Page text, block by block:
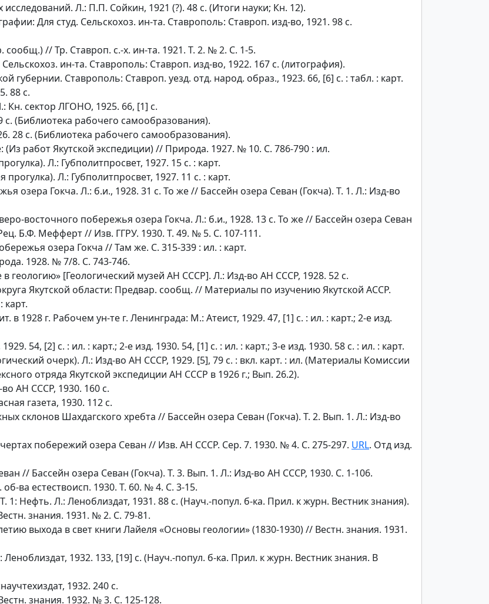
Л.: П.П. Сойкин, 1921 (?). 48 с. (Итоги науки; Кн. 12).
Для студ. Сельскохоз. ин-та. Ставрополь: Ставроп. изд-во, 1921. 98 с.
// Тр. Ставроп. с.-х. ин-та. 1921. Т. 2. № 2. С. 1-5.
ин-та. Ставрополь: Ставроп. изд-во, 1922. 167 с. (литография).
губернии. Ставрополь: Ставроп. уезд. отд. народ. образ., 1923. 66, [6] с. : табл. : карт.
88 с.
сектор ЛГОНО, 1925. 66, [1] с.
с. (Библиотека рабочего самообразования).
28 с. (Библиотека рабочего самообразования).
(Из работ Якутской экспедиции) // Природа. 1927. № 10. С. 786-790 : ил.
Л.: Губполитпросвет, 1927. 15 с. : карт.
Л.: Губполитпросвет, 1927. 11 с. : карт.
озера Гокча. Л.: б.и., 1928. 31 с. То же // Бассейн озера Севан (Гокча). Т. 1. Л.: Изд-во
восточного побережья озера Гокча. Л.: б.и., 1928. 13 с. То же // Бассейн озера Севан
Б.Ф. Мефферт // Изв. ГГРУ. 1930. Т. 49. № 5. С. 107-111.
озера Гокча // Там же. С. 315-339 : ил. : карт.
1928. № 7/8. С. 743-746.
геологию» [Геологический музей АН СССР]. Л.: Изд-во АН СССР, 1928. 52 с.
Якутской области: Предвар. сообщ. // Материалы по изучению Якутской АССР.
карт.
в 1928 г. Рабочем ун-те г. Ленинграда: М.: Атеист, 1929. 47, [1] с. : ил. : карт.; 2-е изд.
54, [2] с. : ил. : карт.; 2-е изд. 1930. 54, [1] с. : ил. : карт.; 3-е изд. 1930. 58 с. : ил. : карт.
очерк). Л.: Изд-во АН СССР, 1929. [5], 79 с. : вкл. карт. : ил. (Материалы Комиссии
отряда Якутской экспедиции АН СССР в 1926 г.; Вып. 26.2).
АН СССР, 1930. 160 с.
газета, 1930. 112 с.
склонов Шахдагского хребта // Бассейн озера Севан (Гокча). Т. 2. Вып. 1. Л.: Изд-во
побережий озера Севан // Изв. АН СССР. Сер. 7. 1930. № 4. С. 275-297. URL. Отд изд.
// Бассейн озера Севан (Гокча). Т. 3. Вып. 1. Л.: Изд-во АН СССР, 1930. С. 1-106.
ва естествоисп. 1930. Т. 60. № 4. С. 3-15.
1: Нефть. Л.: Леноблиздат, 1931. 88 с. (Науч.-попул. б-ка. Прил. к журн. Вестник знания).
знания. 1931. № 2. С. 79-81.
выхода в свет книги Лайеля «Основы геологии» (1830-1930) // Вестн. знания. 1931.
Леноблиздат, 1932. 133, [19] с. (Науч.-попул. б-ка. Прил. к журн. Вестник знания. В
1932. 240 с.
знания. 1932. № 3. С. 125-128.